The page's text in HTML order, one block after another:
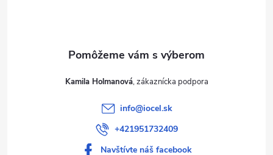
Kamila Holmanová
info@iocel.sk
+421951732409
Navštívte náš facebook